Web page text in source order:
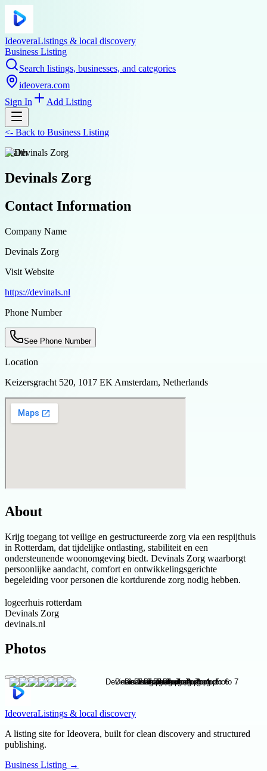
IdeoveraListings & local discovery
Business Listing
Search listings, businesses, and categories
ideovera.com
Sign In
Add Listing
<- Back to Business Listing
health
Devinals Zorg
Contact Information
Company Name
Devinals Zorg
Visit Website
https://devinals.nl
Phone Number
See Phone Number
Location
Keizersgracht 520, 1017 EK Amsterdam, Netherlands
About
Krijg toegang tot veilige en gestructureerde zorg via een respijthuis
in Rotterdam, dat tijdelijke ontlasting, stabiliteit en een
ondersteunende woonomgeving biedt. Devinals Zorg waarborgt
persoonlijke aandacht, comfort en ontwikkelingsgerichte
begeleiding voor personen die kortdurende zorg nodig hebben.
logeerhuis rotterdam
Devinals Zorg
devinals.nl
Photos
IdeoveraListings & local discovery
A listing site for Ideovera, built for clean discovery and structured
publishing.
Business Listing →